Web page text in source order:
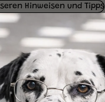
Hinweisen und Tipps